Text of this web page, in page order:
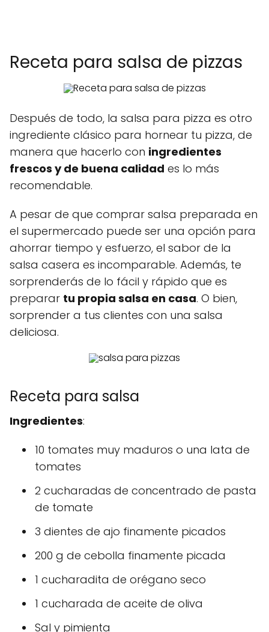
Receta para salsa de pizzas
Después de todo, la salsa para pizza es otro
ingrediente clásico para hornear tu pizza, de
manera que hacerlo con ingredientes
frescos y de buena calidad es lo más
recomendable.
A pesar de que comprar salsa preparada en
el supermercado puede ser una opción para
ahorrar tiempo y esfuerzo, el sabor de la
salsa casera es incomparable. Además, te
sorprenderás de lo fácil y rápido que es
preparar tu propia salsa en casa. O bien,
sorprender a tus clientes con una salsa
deliciosa.
Receta para salsa
Ingredientes:
10 tomates muy maduros o una lata de
tomates
2 cucharadas de concentrado de pasta
de tomate
3 dientes de ajo finamente picados
200 g de cebolla finamente picada
1 cucharadita de orégano seco
1 cucharada de aceite de oliva
Sal y pimienta